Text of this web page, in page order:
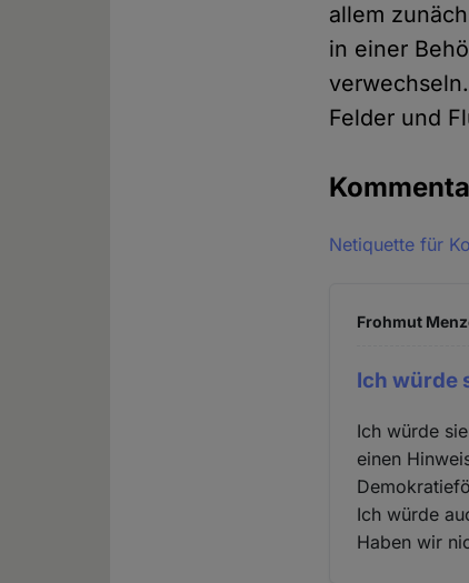
allem
in einer
Felder und
Netiquette für
Frohmut
Ich würde
Ich würde
einen
Ich würde
Haben wir